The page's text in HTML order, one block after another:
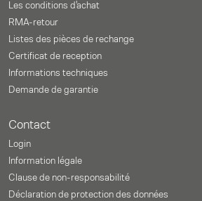
Les conditions d'achat
RMA-retour
Listes des pièces de rechange
Certificat de reception
Informations techniques
Demande de garantie
Contact
Login
Information légale
Clause de non-responsabilité
Déclaration de protection des données